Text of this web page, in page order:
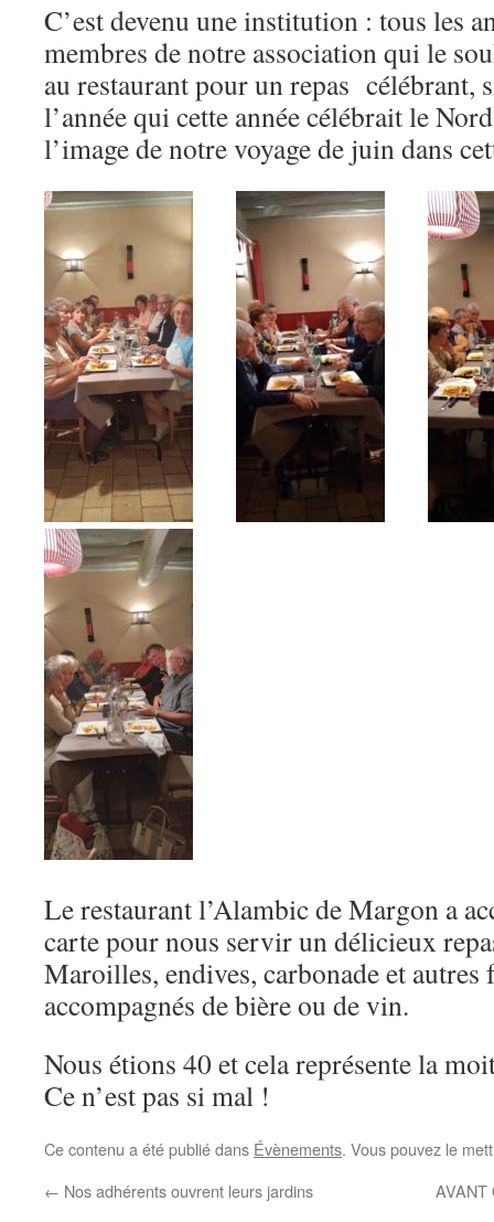
C’est devenu une institution : tous les
membres de notre association qui le
au restaurant pour un repas célébrant,
l’année qui cette année célébrait le
l’image de notre voyage de juin dans
Le restaurant l’Alambic de Margon a
carte pour nous servir un délicieux
Maroilles, endives, carbonade et autres
accompagnés de bière ou de vin.
Nous étions 40 et cela représente la
Ce n’est pas si mal !
Ce contenu a été publié dans Évènements. Vous pouvez le
← Nos adhérents ouvrent leurs jardins AVANT